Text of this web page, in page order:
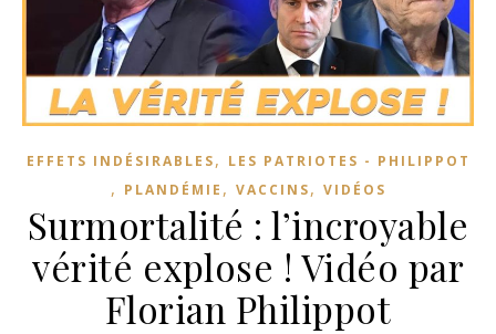
EFFETS INDÉSIRABLES, LES PATRIOTES - PHILIPPOT
, PLANDÉMIE , VACCINS, VIDÉOS
Surmortalité : l’incroyable
vérité explose ! Vidéo par
Florian Philippot